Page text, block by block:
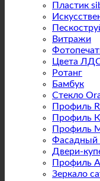
Пластик
Витражи
Цвета
Ротанг
Бамбук
Стекло
Профиль
Профиль
Профиль
Фасадный
Двери-
Профиль
Зеркало